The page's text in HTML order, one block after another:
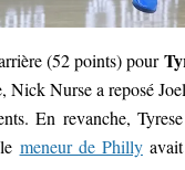
(52 points) pour
Nick Nurse a reposé
En revanche,
meneur de Phillyavait